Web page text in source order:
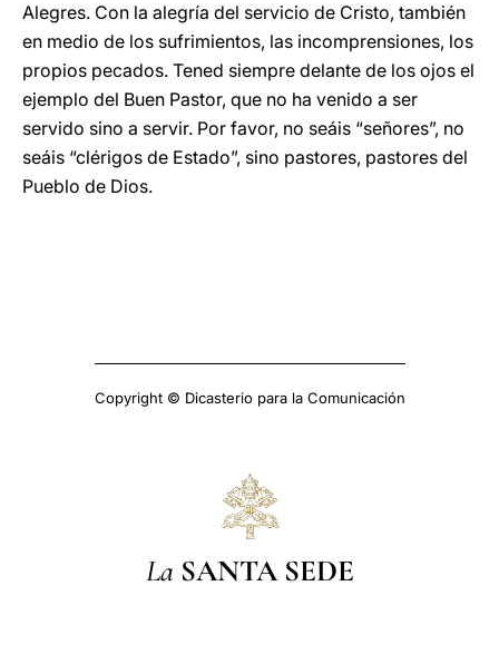
Alegres. Con la alegría del servicio de Cristo, también
en medio de los sufrimientos, las incomprensiones, los
propios pecados. Tened siempre delante de los ojos el
ejemplo del Buen Pastor, que no ha venido a ser
servido sino a servir. Por favor, no seáis “señores”, no
seáis “clérigos de Estado”, sino pastores, pastores del
Pueblo de Dios.
Copyright © Dicasterio para la Comunicación
La SANTA SEDE